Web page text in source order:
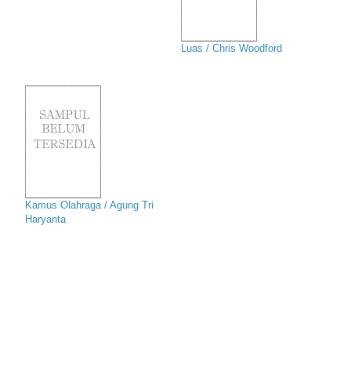
Luas / Chris Woodford
Kamus Olahraga / Agung Tri
Haryanta